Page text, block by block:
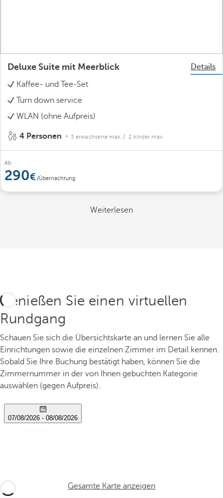
Deluxe Suite mit Meerblick
Details
Kaffee- und Tee-Set
Turn down service
WLAN (ohne Aufpreis)
4 Personen 3 erwachsene max. / 2 kinder max.
Ab
290 /Übernachtung
Weiterlesen
Genießen Sie einen virtuellen
Rundgang
Schauen Sie sich die Übersichtskarte an und lernen Sie alle
Einrichtungen sowie die einzelnen Zimmer im Detail kennen.
Sobald Sie Ihre Buchung bestätigt haben, können Sie die
Zimmernummer in der von Ihnen gebuchten Kategorie
auswählen (gegen Aufpreis).
Gesamte Karte anzeigen